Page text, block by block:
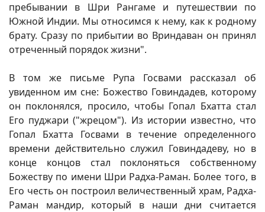
пребывании в Шри Рангаме и путешествии по
Южной Индии. Мы относимся к нему, как к родному
брату. Сразу по прибытии во Вриндаван он принял
отреченный порядок жизни".
В том же письме Рупа Госвами рассказал об
увиденном им сне: Божество Говиндадев, которому
он поклонялся, просило, чтобы Гопал Бхатта стал
Его пуджари ("жрецом"). Из истории известно, что
Гопал Бхатта Госвами в течение определенного
времени действительно служил Говиндадеву, но в
конце концов стал поклоняться собственному
Божеству по имени Шри Радха-Раман. Более того, в
Его честь он построил величественный храм, Радха-
Раман мандир, который в наши дни считается